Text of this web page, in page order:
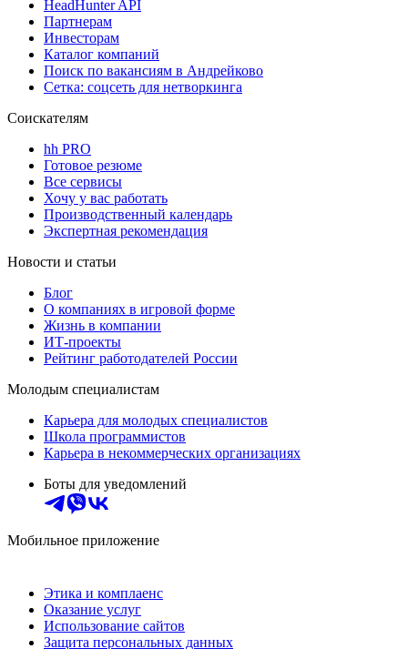
HeadHunter API
Партнерам
Инвесторам
Каталог компаний
Поиск по вакансиям в Андрейково
Сетка: соцсеть для нетворкинга
Соискателям
hh PRO
Готовое резюме
Все сервисы
Хочу у вас работать
Производственный календарь
Экспертная рекомендация
Новости и статьи
Блог
О компаниях в игровой форме
Жизнь в компании
ИТ-проекты
Рейтинг работодателей России
Молодым специалистам
Карьера для молодых специалистов
Школа программистов
Карьера в некоммерческих организациях
Боты для уведомлений
Мобильное приложение
Этика и комплаенс
Оказание услуг
Использование сайтов
Защита персональных данных